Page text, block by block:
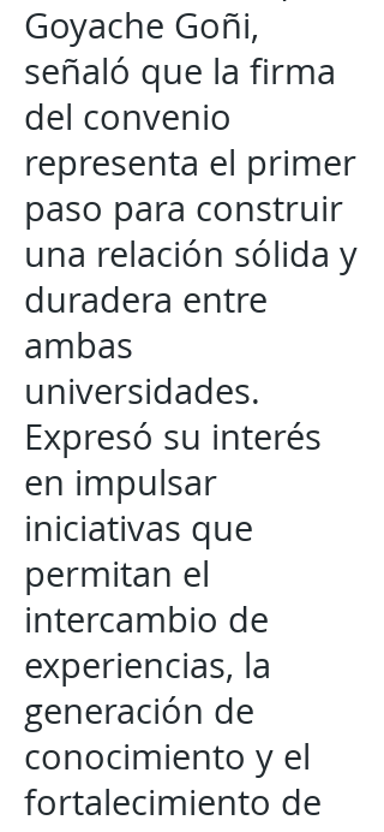
Goyache Goñi,
señaló que la firma
del convenio
representa el primer
paso para construir
una relación sólida y
duradera entre
ambas
universidades.
Expresó su interés
en impulsar
iniciativas que
permitan el
intercambio de
experiencias, la
generación de
conocimiento y el
fortalecimiento de